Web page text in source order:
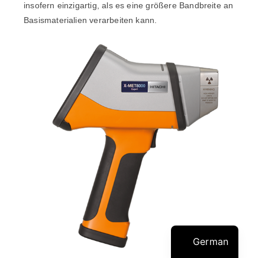
insofern einzigartig, als es eine größere Bandbreite an
Basismaterialien verarbeiten kann.
German